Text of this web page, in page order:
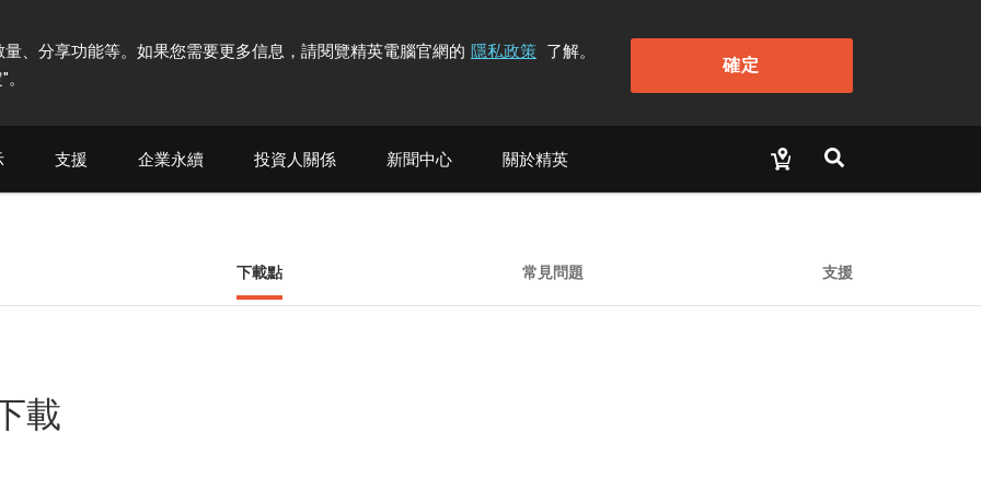
、分享功能等。如果您需要更多信息，請閱覽精英電腦官網的 隱私政策 了解。
。
確定
支援 企業永續 投資人關係 新聞中心 關於精英
下載點 常見問題 支援
載